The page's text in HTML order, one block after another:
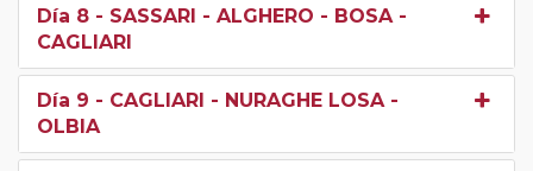
Día 8 - SASSARI - ALGHERO - BOSA -
CAGLIARI
Día 9 - CAGLIARI - NURAGHE LOSA -
OLBIA